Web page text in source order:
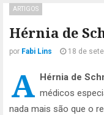
Hérnia de
ARTIGOS
por Fabi Lins 18 de
A Hérnia de
médicos
nada mais são que o